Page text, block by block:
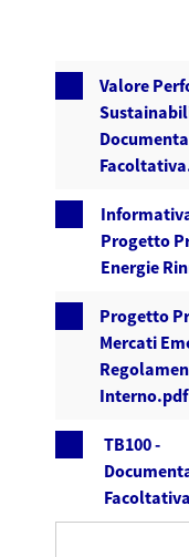
Valore
Progetto
Energie
Progetto
Mercati
Interno.pdf
TB100 -